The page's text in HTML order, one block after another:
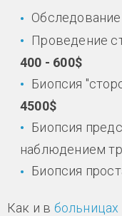
Проведение
400 - 600$
Биопсия
4500$
Биопсия
наблюдением
Биопсия
Как и в